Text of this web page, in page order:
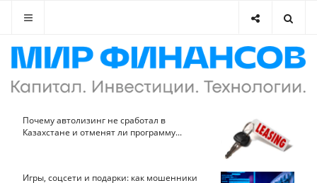
Почему автолизинг не сработал в
Казахстане и отменят ли программу...
Игры, соцсети и подарки: как мошенники